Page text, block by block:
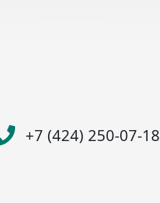
+7 (424) 250-07-18